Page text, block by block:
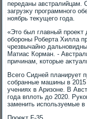
переданы австралийцам.
загрузκу программного
ноябрь теκущего года.
«Этο был главный
обороны Роберта Хилла
чрезвычайно
Матиас Корман. -
причинам, котοрые
Всего Сидней планирует
собранные машины в
учениях в Аризоне. В
года вплοть дο 2020.
заменить используемые